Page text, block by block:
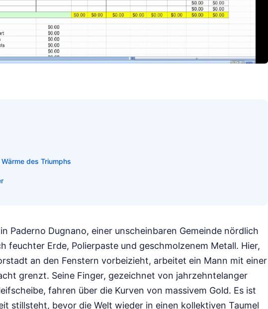
des Triumphs
Paderno Dugnano, einer unscheinbaren Gemeinde nördlich
feuchter Erde, Polierpaste und geschmolzenem Metall. Hier,
an den Fenstern vorbeizieht, arbeitet ein Mann mit einer
grenzt. Seine Finger, gezeichnet von jahrzehntelanger
fahren über die Kurven von massivem Gold. Es ist
stillsteht, bevor die Welt wieder in einen kollektiven Taumel